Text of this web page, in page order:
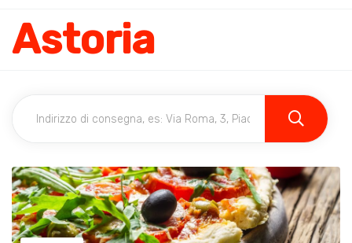
Astoria